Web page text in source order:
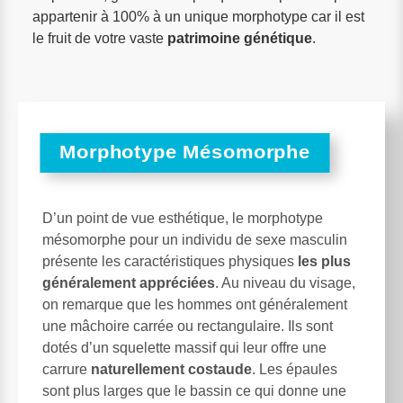
appartenir à 100% à un unique morphotype car il est
le fruit de votre vaste patrimoine génétique.
Morphotype Mésomorphe
D’un point de vue esthétique, le morphotype
mésomorphe pour un individu de sexe masculin
présente les caractéristiques physiques les plus
généralement appréciées. Au niveau du visage,
on remarque que les hommes ont généralement
une mâchoire carrée ou rectangulaire. Ils sont
dotés d’un squelette massif qui leur offre une
carrure naturellement costaude. Les épaules
sont plus larges que le bassin ce qui donne une